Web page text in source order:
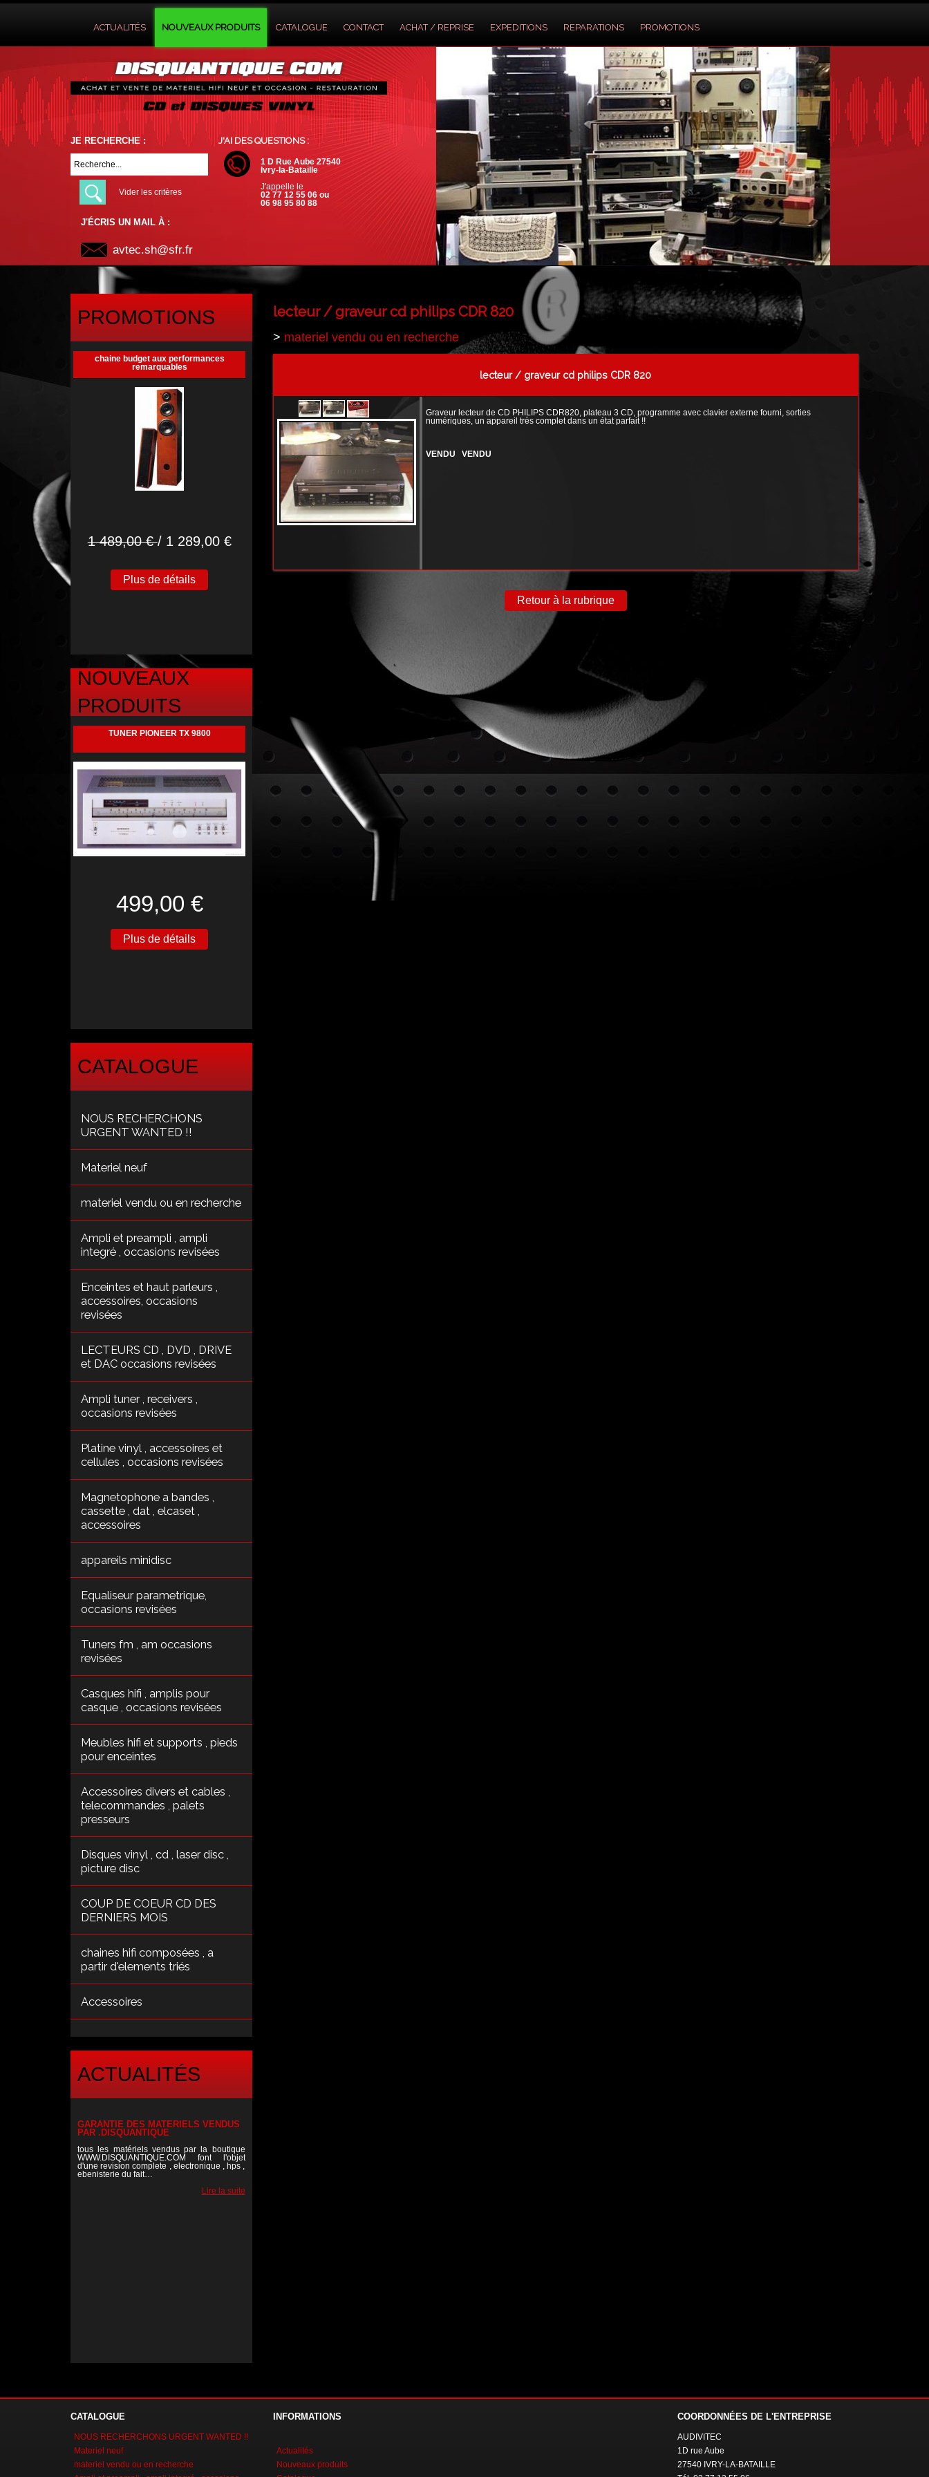
ACTUALITÉS NOUVEAUX PRODUITS CATALOGUE CONTACT ACHAT / REPRISE EXPEDITIONS REPARATIONS PROMOTIONS
JE RECHERCHE :
Vider les critères
J'AI DES QUESTIONS :
1 D Rue Aube 27540
Ivry-la-Bataille
J'appelle le
02 77 12 55 06 ou
06 98 95 80 88
J'ÉCRIS UN MAIL À :
avtec.sh@sfr.fr
PROMOTIONS
chaine budget aux performances
remarquables
1 489,00 €/ 1 289,00 €
Plus de détails
NOUVEAUX
PRODUITS
TUNER PIONEER TX 9800
499,00 €
Plus de détails
CATALOGUE
NOUS RECHERCHONS
URGENT WANTED !!
Materiel neuf
materiel vendu ou en recherche
Ampli et preampli , ampli
integré , occasions revisées
Enceintes et haut parleurs ,
accessoires, occasions
revisées
LECTEURS CD , DVD , DRIVE
et DAC occasions revisées
Ampli tuner , receivers ,
occasions revisées
Platine vinyl , accessoires et
cellules , occasions revisées
Magnetophone a bandes ,
cassette , dat , elcaset ,
accessoires
appareils minidisc
Equaliseur parametrique,
occasions revisées
Tuners fm , am occasions
revisées
Casques hifi , amplis pour
casque , occasions revisées
Meubles hifi et supports , pieds
pour enceintes
Accessoires divers et cables ,
telecommandes , palets
presseurs
Disques vinyl , cd , laser disc ,
picture disc
COUP DE COEUR CD DES
DERNIERS MOIS
chaines hifi composées , a
partir d'elements triés
Accessoires
ACTUALITÉS
Lire la suite
GARANTIE DES MATERIELS VENDUS
PAR .DISQUANTIQUE
tous les matériels vendus par la boutique
WWW.DISQUANTIQUE.COM font l'objet
d'une revision complete , electronique , hps ,
ebenisterie du fait…
Lire la suite
lecteur / graveur cd philips CDR 820
> materiel vendu ou en recherche
lecteur / graveur cd philips CDR 820
Graveur lecteur de CD PHILIPS CDR820, plateau 3 CD, programme avec clavier externe fourni, sorties
numériques, un appareil très complet dans un état parfait !!
VENDU VENDU
Retour à la rubrique
CATALOGUE
NOUS RECHERCHONS URGENT WANTED !!
Materiel neuf
materiel vendu ou en recherche
INFORMATIONS
Actualités
Nouveaux produits
COORDONNÉES DE L'ENTREPRISE
AUDIVITEC
1D rue Aube
27540 IVRY-LA-BATAILLE